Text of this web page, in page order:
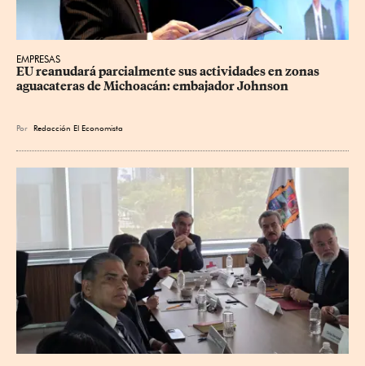
EMPRESAS
EU reanudará parcialmente sus actividades en zonas
aguacateras de Michoacán: embajador Johnson
Por Redacción El Economista